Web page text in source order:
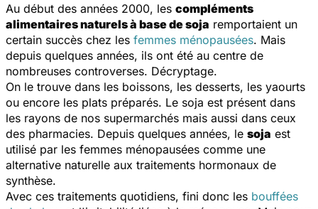
Au début des années 2000, les compléments
alimentaires naturels à base de soja remportaient un
certain succès chez les femmes ménopausées. Mais
depuis quelques années, ils ont été au centre de
nombreuses controverses. Décryptage.
On le trouve dans les boissons, les desserts, les yaourts
ou encore les plats préparés. Le soja est présent dans
les rayons de nos supermarchés mais aussi dans ceux
des pharmacies. Depuis quelques années, le soja est
utilisé par les femmes ménopausées comme une
alternative naturelle aux traitements hormonaux de
synthèse.
Avec ces traitements quotidiens, fini donc les bouffées